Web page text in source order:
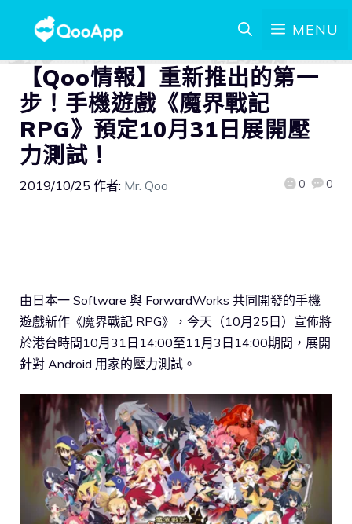
MENU
【Qoo情報】重新推出的第一
步！手機遊戲《魔界戰記
RPG》預定10月31日展開壓
力測試！
2019/10/25 作者: Mr. Qoo 0 0
由日本一 Software 與 ForwardWorks 共同開發的手機
遊戲新作《魔界戰記 RPG》，今天（10月25日）宣佈將
於港台時間10月31日14:00至11月3日14:00期間，展開
針對 Android 用家的壓力測試。